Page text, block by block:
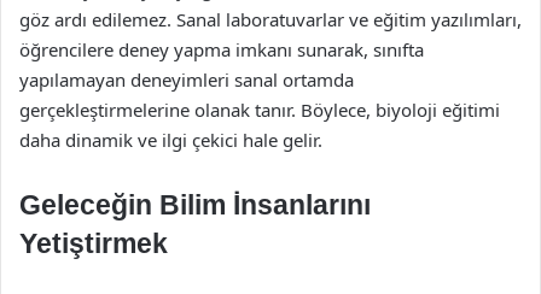
göz ardı edilemez. Sanal laboratuvarlar ve eğitim yazılımları,
öğrencilere deney yapma imkanı sunarak, sınıfta
yapılamayan deneyimleri sanal ortamda
gerçekleştirmelerine olanak tanır. Böylece, biyoloji eğitimi
daha dinamik ve ilgi çekici hale gelir.
Geleceğin Bilim İnsanlarını
Yetiştirmek